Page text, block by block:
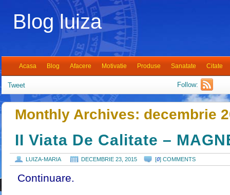
Blog luiza
Acasa Blog Afacere Motivatie Produse Sanatate Citate
Tweet Follow:
Monthly Archives: decembrie
II Viata De Calitate –
LUIZA-MARIA DECEMBRIE 23, 2015 [0] COMMENTS
Continuare.